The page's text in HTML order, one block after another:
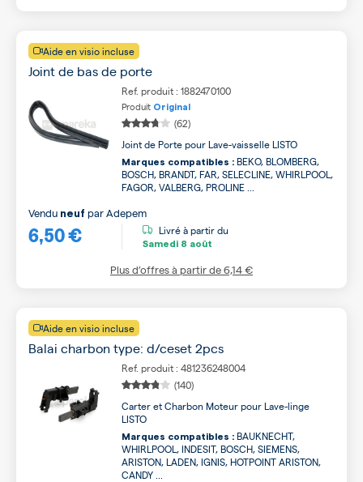
Aide en visio incluse
Joint de bas de porte
Ref. produit : 1882470100
Produit Original
(62)
Joint de Porte pour Lave-vaisselle LISTO
Marques compatibles : BEKO, BLOMBERG,
BOSCH, BRANDT, FAR, SELECLINE, WHIRLPOOL,
FAGOR, VALBERG, PROLINE ...
6,50 €
Vendu neuf parAdepem
Livré à partir du
Samedi 8 août
Plus d’offres à partir de6,14 €
Aide en visio incluse
Balai charbon type: d/ceset 2pcs
Ref. produit : 481236248004
(140)
Carter et Charbon Moteur pour Lave-linge
LISTO
Marques compatibles : BAUKNECHT,
WHIRLPOOL, INDESIT, BOSCH, SIEMENS,
ARISTON, LADEN, IGNIS, HOTPOINT ARISTON,
CANDY ...